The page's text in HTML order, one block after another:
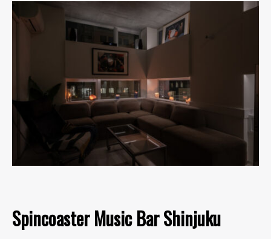
Spincoaster Music Bar Shinjuku